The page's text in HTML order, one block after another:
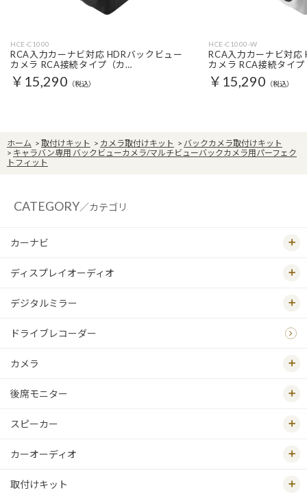
HCE-C1000
RCA入力カーナビ対応 HDRバックビュー
カメラ RCA接続タイプ（カ…
￥15,290 （税込）
HCE-C1000-W
RCA入力カーナビ対応
カメラ RCA接続タイ
￥15,290 （税込）
ホーム > 取付けキット > カメラ取付けキット > バックカメラ取付けキット
> キャラバン専用 バックビューカメラ/マルチビューバックカメラ用パーフェク
トフィット
CATEGORY／カテゴリ
カーナビ
ディスプレイオーディオ
デジタルミラー
ドライブレコーダー
カメラ
後席モニター
スピーカー
カーオーディオ
取付けキット